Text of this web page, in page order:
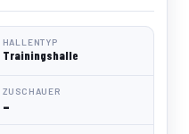
HALLENTYP
Trainingshalle
ZUSCHAUER
–